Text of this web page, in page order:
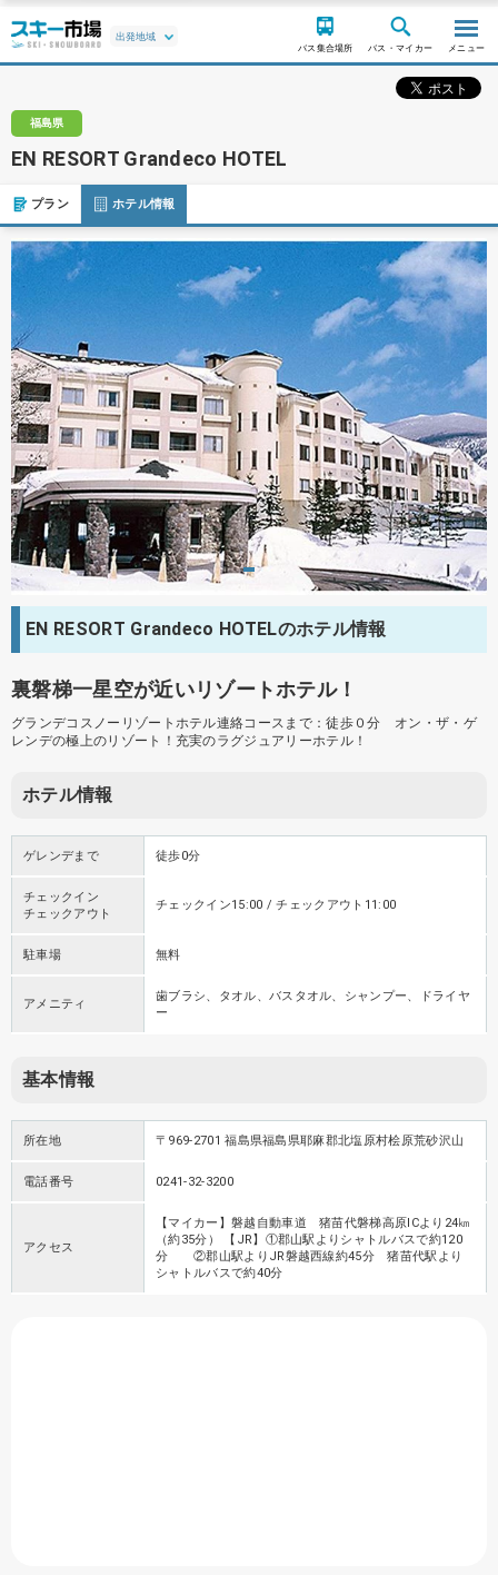
バス集合場所 バス・マイカー メニュー
福島県
EN RESORT Grandeco HOTEL
プラン ホテル情報
EN RESORT Grandeco HOTELのホテル情報
裏磐梯一星空が近いリゾートホテル！
グランデコスノーリゾートホテル連絡コースまで：徒歩０分 オン・ザ・ゲ
レンデの極上のリゾート！充実のラグジュアリーホテル！
ホテル情報
ゲレンデまで 徒歩0分
チェックイン
チェックアウト
チェックイン15:00 / チェックアウト11:00
駐車場 無料
アメニティ
歯ブラシ、タオル、バスタオル、シャンプー、ドライヤ
ー
基本情報
所在地 〒969-2701 福島県福島県耶麻郡北塩原村桧原荒砂沢山
電話番号 0241-32-3200
アクセス
【マイカー】磐越自動車道 猪苗代磐梯高原ICより24㎞
（約35分） 【JR】①郡山駅よりシャトルバスで約120
分 ②郡山駅よりJR磐越西線約45分 猪苗代駅より
シャトルバスで約40分